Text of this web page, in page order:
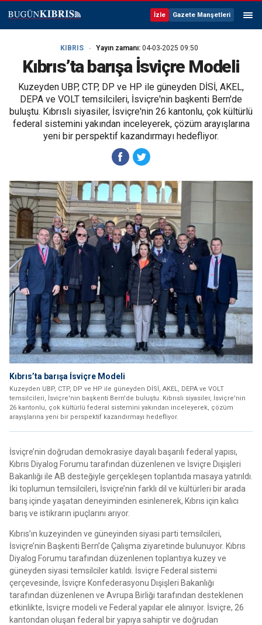
İzle Gazete Manşetleri
KIBRIS Yayın zamanı: 04-03-2025 09:50
Kıbrıs’ta barışa İsviçre Modeli
Kuzeyden UBP, CTP, DP ve HP ile güneyden DİSİ, AKEL,
DEPA ve VOLT temsilcileri, İsviçre'nin başkenti Bern'de
buluştu. Kıbrıslı siyasiler, İsviçre'nin 26 kantonlu, çok kültürlü
federal sistemini yakından inceleyerek, çözüm arayışlarına
yeni bir perspektif kazandırmayı hedefliyor.
Kıbrıs’ta barışa İsviçre Modeli
Kuzeyden UBP, CTP, DP ve HP ile güneyden DİSİ, AKEL, DEPA ve VOLT
temsilcileri, İsviçre'nin başkenti Bern'de buluştu. Kıbrıslı siyasiler, İsviçre'nin
26 kantonlu, çok kültürlü federal sistemini yakından inceleyerek, çözüm
arayışlarına yeni bir perspektif kazandırmayı hedefliyor.
İsviçre’nin doğrudan demokrasiye dayalı başarılı federal yapısı,
Kıbrıs Diyalog Forumu tarafından düzenlenen ve İsviçre Dışişleri
Bakanlığı ile AB desteğiyle gerçekleşen toplantıda masaya yatırıldı.
İki toplumun temsilcileri, İsviçre’nin farklı dil ve kültürleri bir arada
barış içinde yaşatan deneyiminden esinlenerek, Kıbrıs için kalıcı
barış ve istikrarın ipuçlarını arıyor.
Kıbrıs’ın kuzeyinden ve güneyinden siyasi parti temsilcileri,
İsviçre’nin Başkenti Bern’de Çalışma ziyaretinde bulunuyor. Kıbrıs
Diyalog Forumu tarafından düzenlenen toplantıya kuzey ve
güneyden siyasi temsilciler katıldı. İsviçre Federal sistemi
çerçevesinde, İsviçre Konfederasyonu Dışişleri Bakanlığı
tarafından düzenlenen ve Avrupa Birliği tarafından desteklenen
etkinlikte, İsviçre modeli ve Federal yapılar ele alınıyor. İsviçre, 26
kantondan oluşan federal bir yapıya sahiptir ve doğrudan